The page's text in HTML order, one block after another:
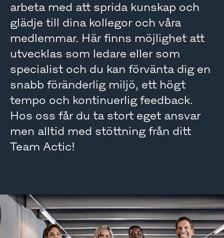
arbeta med att sprida kunskap och
glädje till dina kollegor och våra
medlemmar. Här finns möjlighet att
utvecklas som ledare eller som
specialist och du kan förvänta dig en
snabb föränderlig miljö, ett högt
tempo och kontinuerlig feedback.
Hos oss får du ta stort eget ansvar
men alltid med stöttning från ditt
Team Actic!